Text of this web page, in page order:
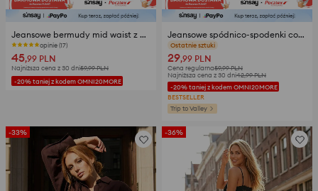
Jeansowe bermudy mid waist z materiałowym paskiem
opinie (17)
45,99 PLN
Najniższa cena z 30 dni59,99PLN
-20% taniej z kodem OMNI20MORE
Jeansowe spódnico-spodenki comfort
opinie (22)
29,99 PLN
Cena regularna59,99PLN
Najniższa cena z 30 dni42,99PLN
-20% taniej z kodem OMNI20MORE
BESTSELLER
Trip to Valley
-33% -36%